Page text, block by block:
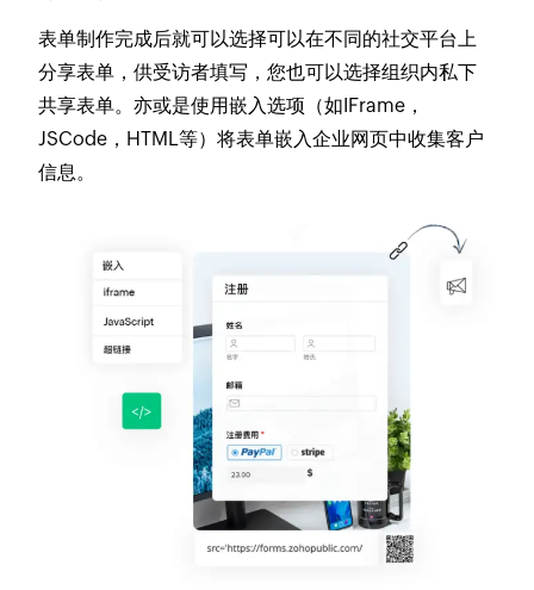
表单制作完成后就可以选择可以在不同的社交平台上
分享表单，供受访者填写，您也可以选择组织内私下
共享表单。亦或是使用嵌入选项（如IFrame，
JSCode，HTML等）将表单嵌入企业网页中收集客户
信息。